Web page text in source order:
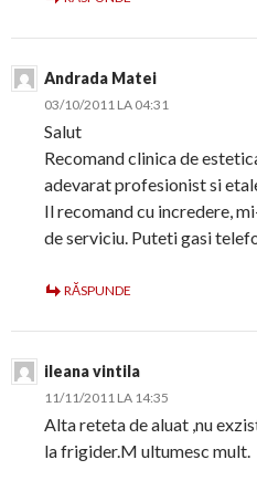
Andrada Matei
03/10/2011 LA 04:31
Salut
Recomand clinica de
adevarat profesionist si
Il recomand cu incredere,
de serviciu. Puteti gasi
RĂSPUNDE
ileana vintila
11/11/2011 LA 14:35
Alta reteta de aluat ,nu
la frigider.M ultumesc mult.